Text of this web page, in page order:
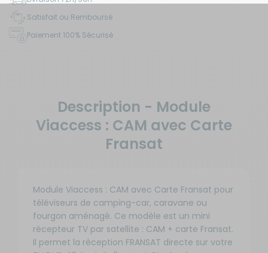
Satisfait ou Remboursé
Paiement 100% Sécurisé
Description - Module
Viaccess : CAM avec Carte
Fransat
Module Viaccess : CAM avec Carte Fransat pour
téléviseurs de camping-car, caravane ou
fourgon aménagé. Ce modèle est un mini
récepteur TV par satellite : CAM + carte Fransat.
Il permet la réception FRANSAT directe sur votre